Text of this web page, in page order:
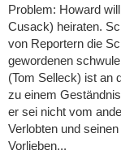
Problem: Howard
Cusack) heiraten.
von Reportern die
gewordenen
(Tom Selleck) ist an
zu einem
er sei nicht vom
Verlobten und
Vorlieben...